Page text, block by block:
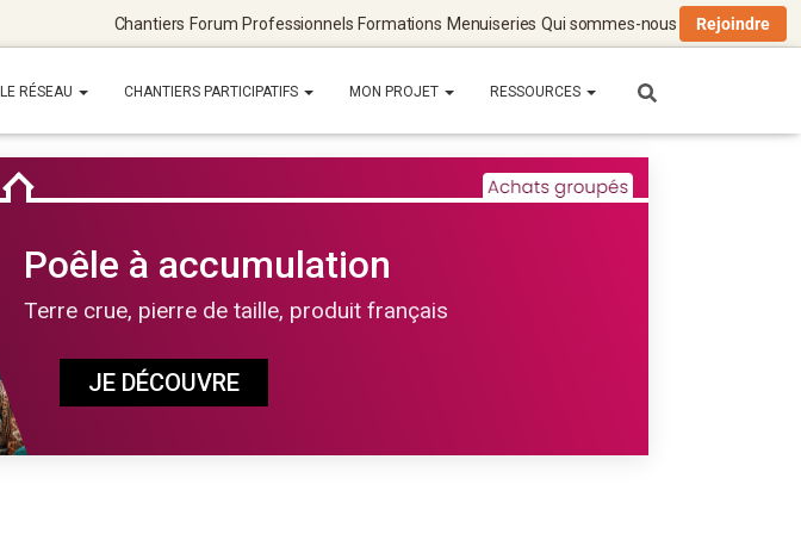
Chantiers Forum Professionnels Formations Menuiseries Qui sommes-nous Rejoindre
LE RÉSEAU CHANTIERS PARTICIPATIFS MON PROJET RESSOURCES
Poêle à accumulation
Terre crue, pierre de taille, produit français
JE DÉCOUVRE